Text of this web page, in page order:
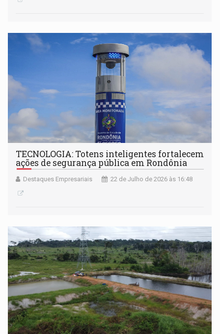
TECNOLOGIA: Totens inteligentes fortalecem
ações de segurança pública em Rondônia
Destaques Empresariais 22 de Julho de 2026 às 16:48